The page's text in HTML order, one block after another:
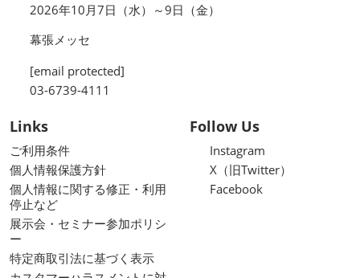
2026年10月7日（水）～9日（金）
幕張メッセ
[email protected]
03-6739-4111
Links
ご利用条件
個人情報保護方針
個人情報に関する修正・利用
停止など
展示会・セミナー参加ポリシ
ー
特定商取引法に基づく表示
Follow Us
Instagram
X（旧Twitter）
Facebook